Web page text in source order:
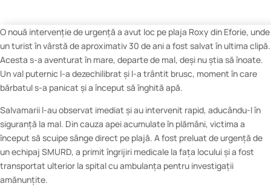
O nouă intervenție de urgență a avut loc pe plaja Roxy din Eforie, unde
un turist în vârstă de aproximativ 30 de ani a fost salvat în ultima clipă.
Acesta s-a aventurat în mare, departe de mal, deși nu știa să înoate.
Un val puternic l-a dezechilibrat și l-a trântit brusc, moment în care
bărbatul s-a panicat și a început să înghită apă.
Salvamarii l-au observat imediat și au intervenit rapid, aducându-l în
siguranță la mal. Din cauza apei acumulate în plămâni, victima a
început să scuipe sânge direct pe plajă. A fost preluat de urgență de
un echipaj SMURD, a primit îngrijiri medicale la fața locului și a fost
transportat ulterior la spital cu ambulanța pentru investigații
amănunțite.